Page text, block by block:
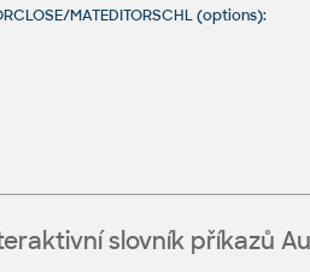
MATEDITORSCHL (options):
slovník příkazů